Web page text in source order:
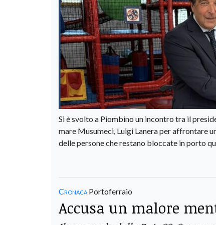
Si è svolto a Piombino un incontro tra il
mare Musumeci, Luigi Lanera per affrontare
delle persone che restano bloccate in porto
Cronaca Portoferraio
Accusa un malore